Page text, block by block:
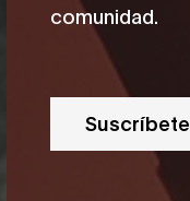
comunidad.
Suscríbete